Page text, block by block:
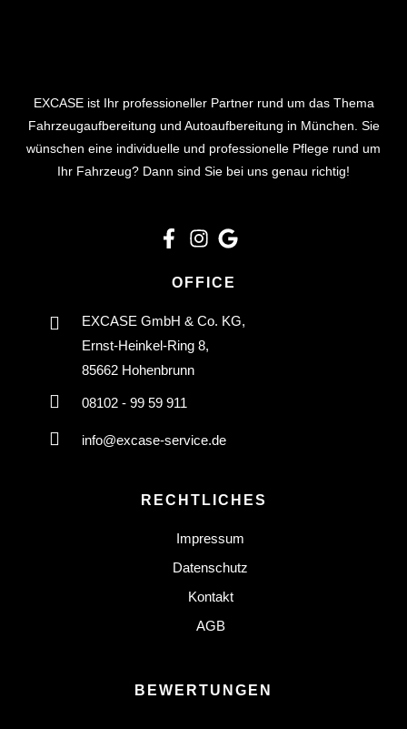
EXCASE ist Ihr professioneller Partner rund um das Thema
Fahrzeugaufbereitung und Autoaufbereitung in München. Sie
wünschen eine individuelle und professionelle Pflege rund um
Ihr Fahrzeug? Dann sind Sie bei uns genau richtig!
OFFICE
EXCASE GmbH & Co. KG,
Ernst-Heinkel-Ring 8,
85662 Hohenbrunn
08102 - 99 59 911
info@excase-service.de
RECHTLICHES
Impressum
Datenschutz
Kontakt
AGB
BEWERTUNGEN